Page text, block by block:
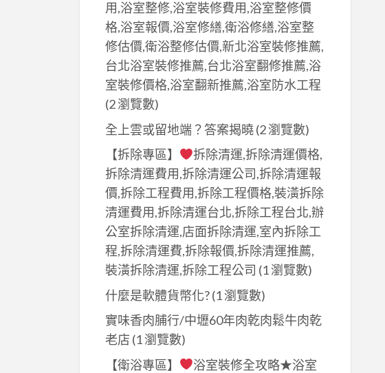
用,浴室整修,浴室裝修費用,浴室整修價
格,浴室報價,浴室修繕,衛浴修繕,浴室整
修估價,衛浴整修估價,新北浴室裝修推薦,
台北浴室裝修推薦,台北浴室翻修推薦,浴
室裝修價格,浴室翻新推薦,浴室防水工程
(2 瀏覽數)
全上雲或留地端？答案揭曉(2 瀏覽數)
【拆除專區】
拆除清運,拆除清運價格,
拆除清運費用,拆除清運公司,拆除清運報
價,拆除工程費用,拆除工程價格,裝潢拆除
清運費用,拆除清運台北,拆除工程台北,辦
公室拆除清運,店面拆除清運,室內拆除工
程,拆除清運費,拆除報價,拆除清運推薦,
裝潢拆除清運,拆除工程公司 (1 瀏覽數)
什麼是軟體貨幣化?(1 瀏覽數)
實味香肉脯行/中壢60年肉乾肉鬆牛肉乾
老店 (1 瀏覽數)
【衛浴專區】
浴室裝修全攻略★浴室